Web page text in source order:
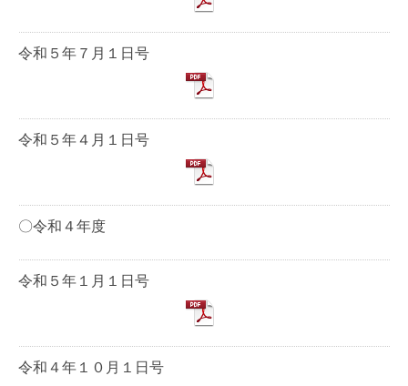
令和５年７月１日号
令和５年４月１日号
〇令和４年度
令和５年１月１日号
令和４年１０月１日号